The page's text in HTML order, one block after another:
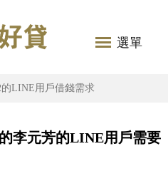
選單
的LINE用戶借錢需求
李元芳的LINE用戶需要